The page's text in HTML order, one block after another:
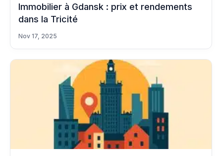
Immobilier à Gdansk : prix et rendements
dans la Tricité
Nov 17, 2025